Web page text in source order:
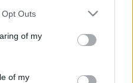
uses one or more Google
behaviour. You may click to
and its third-party tags to
purposes in below Google
Outs
of my
of my
mit mutat ki?
alapuló teszt